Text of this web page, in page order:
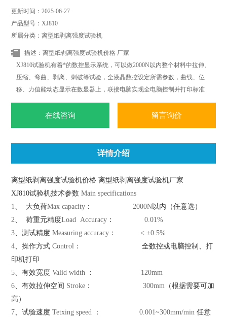
更新时间：2025-06-27
产品型号：XJ810
所属分类：离型纸剥离强度试验机
描述：离型纸剥离强度试验机价格 厂家
XJ810试验机有着*的数控显示系统，可以做2000N以内整个材料中拉伸、
压缩、弯曲、剥离、刺破等试验，全液晶数控设定所需参数，曲线、位
移、力值能动态显示在数显器上，联接电脑实现全电脑控制并打印标准
试验报告；*改变传统材料式试验机机台笨重、操作复杂、性能单一之缺
点。外观采用挤型封板及高级烤漆处理，更显美观大方。
在线咨询 留言询价
详情介绍
离型纸剥离强度试验机价格 离型纸剥离强度试验机厂家
XJ810试验机技术参数 Main specifications
1、 大负荷Max capacity ： 2000N以内（任意选）
2、 荷重元精度Load Accuracy ：
0.01%
3、测试精度 Measuring accuracy ：
< ±0.5%
4、操作方式 Control ：
全数控或电脑控制、打
印机打印
5、有效宽度 Valid width ：
120mm
6、有效拉伸空间 Stroke ： 300mm （根据需要可加
高）
7、试验速度 Tetxing speed ： 0.001~300mm/min任意